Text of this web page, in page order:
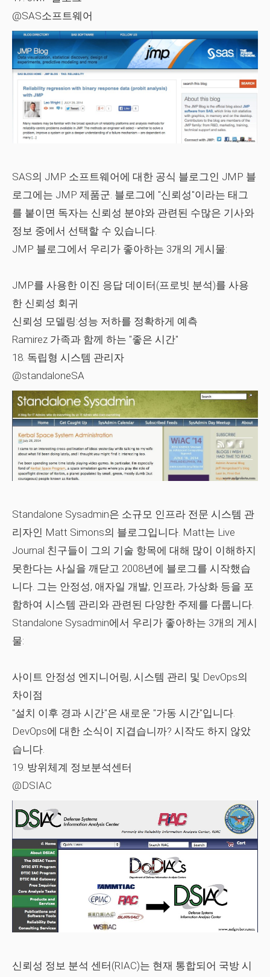
@SAS소프트웨어
SAS의 JMP 소프트웨어에 대한 공식 블로그인 JMP 블
로그에는 JMP 제품군. 블로그에 "신뢰성"이라는 태그
를 붙이면 독자는 신뢰성 분야와 관련된 수많은 기사와
정보 중에서 선택할 수 있습니다.
JMP 블로그에서 우리가 좋아하는 3개의 게시물:
JMP를 사용한 이진 응답 데이터(프로빗 분석)를 사용
한 신뢰성 회귀
신뢰성 모델링:성능 저하를 정확하게 예측
Ramirez 가족과 함께 하는 "좋은 시간"
18. 독립형 시스템 관리자
@standaloneSA
Standalone Sysadmin은 소규모 인프라 전문 시스템 관
리자인 Matt Simons의 블로그입니다. Matt는 Live
Journal 친구들이 그의 기술 항목에 대해 많이 이해하지
못한다는 사실을 깨닫고 2008년에 블로그를 시작했습
니다. 그는 안정성, 애자일 개발, 인프라, 가상화 등을 포
함하여 시스템 관리와 ​​관련된 다양한 주제를 다룹니다.
Standalone Sysadmin에서 우리가 좋아하는 3개의 게시
물:
사이트 안정성 엔지니어링, 시스템 관리 및 DevOps의
차이점
"설치 이후 경과 시간"은 새로운 "가동 시간"입니다.
DevOps에 대한 소식이 지겹습니까? 시작도 하지 않았
습니다.
19. 방위체계 정보분석센터
@DSIAC
신뢰성 정보 분석 센터(RIAC)는 현재 통합되어 국방 시